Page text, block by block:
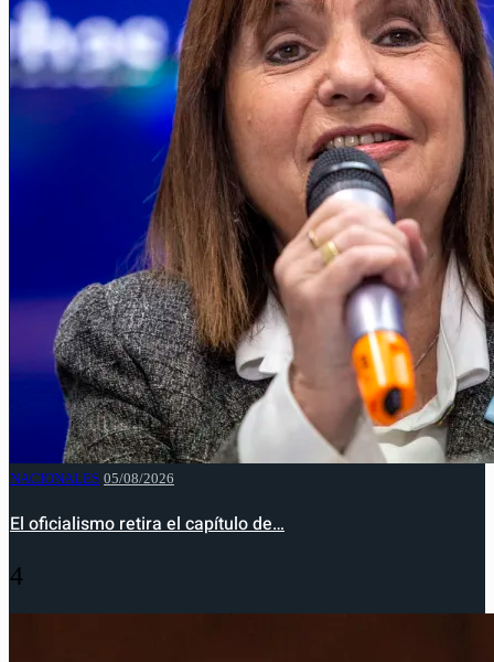
NACIONALES 05/08/2026
El oficialismo retira el capítulo de…
4